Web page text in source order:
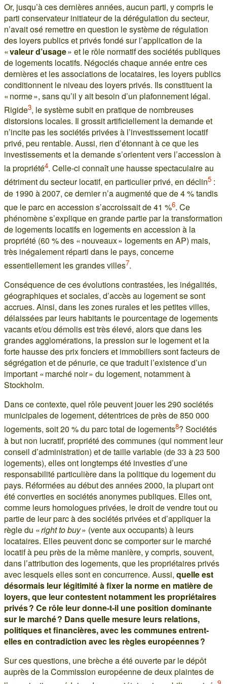
Or, jusqu’à ces dernières années, aucun parti, y compris le
parti conservateur initiateur de la dérégulation du secteur,
n’avait osé remettre en question le système de régulation
des loyers publics et privés fondé sur l’application de la
«valeur d’usage» et le rôle normatif des sociétés publiques
de logements locatifs. Négociés chaque année entre ces
dernières et les associations de locataires, les loyers publics
conditionnent le niveau des loyers privés. Ils constituent la
« norme », sans qu’il y ait besoin d’un plafonnement légal.
Rigide3, le système subit en pratique de nombreuses
distorsions locales. Il grossit artificiellement la demande et
n’incite pas les sociétés privées à l’investissement locatif
privé, peu rentable. Aussi, rien d’étonnant à ce que les
investissements et la demande s’orientent vers l’accession à
la propriété4. Celle-ci connaît une hausse spectaculaire au
détriment du secteur locatif, en particulier privé, en déclin5 :
de 1990 à 2007, ce dernier n’a augmenté que de 4 % tandis
que le parc en accession s’accroissait de 41 %6. Ce
phénomène s’explique en grande partie par la transformation
de logements locatifs en logements en accession à la
propriété (60 % des « nouveaux » logements en AP) mais,
très inégalement réparti dans le pays, concerne
essentiellement les grandes villes7.
Conséquence de ces évolutions contrastées, les inégalités,
géographiques et sociales, d’accès au logement se sont
accrues. Ainsi, dans les zones rurales et les petites villes,
délaissées par leurs habitants le pourcentage de logements
vacants et/ou démolis est très élevé, alors que dans les
grandes agglomérations, la pression sur le logement et la
forte hausse des prix fonciers et immobiliers sont facteurs de
ségrégation et de pénurie, ce que traduit l’existence d’un
important « marché noir » du logement, notamment à
Stockholm.
Dans ce contexte, quel rôle peuvent jouer les 290 sociétés
municipales de logement, détentrices de près de 850 000
logements, soit 20 % du parc total de logements8? Sociétés
à but non lucratif, propriété des communes (qui nomment leur
conseil d’administration) et de taille variable (de 33 à 23 500
logements), elles ont longtemps été investies d’une
responsabilité particulière dans la politique du logement du
pays. Réformées au début des années 2000, la plupart ont
été converties en sociétés anonymes publiques. Elles ont,
comme leurs homologues privées, le droit de vendre tout ou
partie de leur parc à des sociétés privées et d’appliquer la
règle du «right to buy» (vente aux occupants) à leurs
locataires. Elles peuvent donc se comporter sur le marché
locatif à peu près de la même manière, y compris, souvent,
dans l’attribution des logements, que les propriétaires privés
avec lesquels elles sont en concurrence. Aussi, quelle est
désormais leur légitimité à fixer la norme en matière de
loyers, que leur contestent notamment les propriétaires
privés ? Ce rôle leur donne-t-il une position dominante
sur le marché ? Dans quelle mesure leurs relations,
politiques et financières, avec les communes entrent-
elles en contradiction avec les règles européennes ?
Sur ces questions, une brèche a été ouverte par le dépôt
auprès de la Commission européenne de deux plaintes de